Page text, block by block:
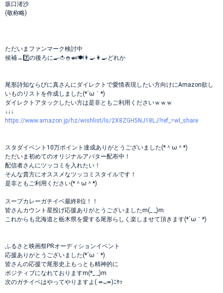
坂口渚沙
(敬称略)
ただいまファンマーク検討中
候補→7️⃣の後ろに🍳🍅🍚🍛🍽👨‍🍳👩‍🍳どれか
尾形詩知ならびに真さんにダイレクトで愛情表現したい方向けにAmazon欲し
いものリストを作成しました(*´ω｀*)
ダイレクトアタックしたい方は是非ともご利用くださいｗｗｗ
↓↓↓
https://www.amazon.jp/hz/wishlist/ls/2X8ZGH5NJ18LJ?ref_=wl_share
スタダイベント10万ポイント達成ありがとうございました(*＾ω＾*)
ただいま初めてのオリジナルアバター配布中！
配信者さんにツッコミを入れたい！
そんな貴方にオススメなツッコミスタイルです！
是非ともご利用ください(*＾ω＾*)
スープカレーガチイベ最終8位！！
皆さんカウント星投げ応援ありがとうございましたm(_ _)m
これからも北海道と栃木県を愛する尾形らしく楽しませて頂きます(*´ω｀*)
ふるさと映画祭PRオーディションイベント
応援ありがとうございました(*´ω｀*)
皆さんの応援で尾形史上もっとも精神的に
ポジティブになれておりますm(*_ _)m
次のガチイベはやってやりますよ( ≖ᴗ≖​)ﾆﾔｯ